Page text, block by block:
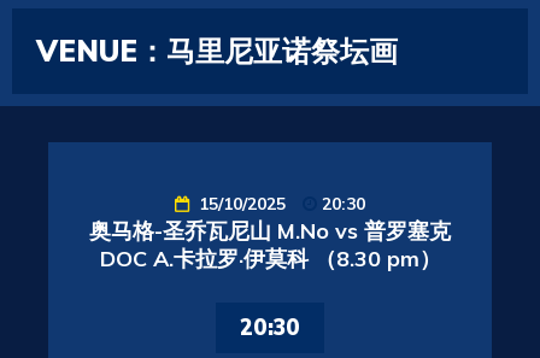
VENUE：马里尼亚诺祭坛画
15/10/2025 20:30
奥马格-圣乔瓦尼山 M.No vs 普罗塞克
DOC A.卡拉罗·伊莫科 （8.30 pm）
20:30